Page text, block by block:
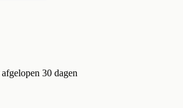
30 dagen